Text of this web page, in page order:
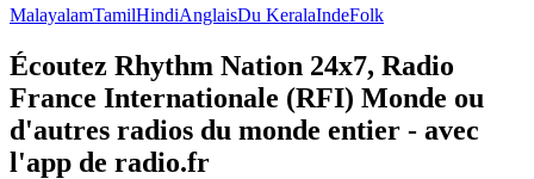
MalayalamTamilHindiAnglaisDu KeralaIndeFolk
Écoutez Rhythm Nation 24x7, Radio
France Internationale (RFI) Monde ou
d'autres radios du monde entier - avec
l'app de radio.fr